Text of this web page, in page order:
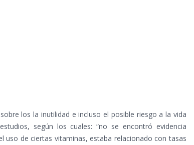
los la inutilidad e incluso el posible riesgo a la vida
según los cuales: “no se encontró evidencia
uso de ciertas vitaminas, estaba relacionado con tasas